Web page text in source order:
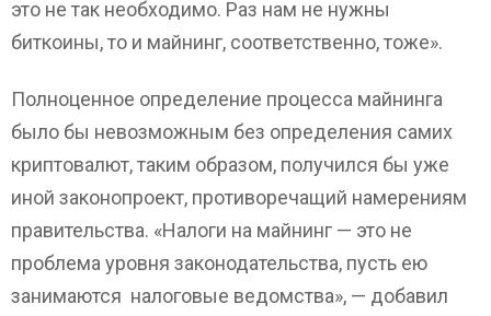
это не так необходимо. Раз нам не нужны
биткоины, то и майнинг, соответственно, тоже».
Полноценное определение процесса майнинга
было бы невозможным без определения самих
криптовалют, таким образом, получился бы уже
иной законопроект, противоречащий намерениям
правительства. «Налоги на майнинг — это не
проблема уровня законодательства, пусть ею
занимаются налоговые ведомства», — добавил